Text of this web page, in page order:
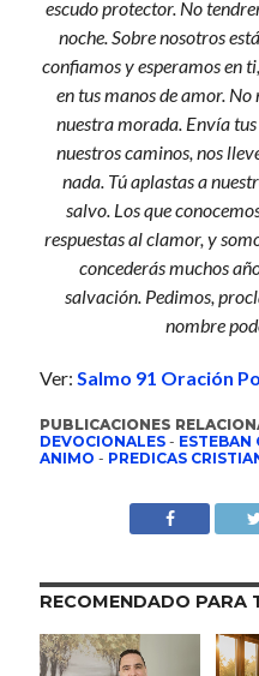
escudo protector. No
noche. Sobre nosotros
confiamos y esperamos en
en tus manos de amor.
nuestra morada. Envía
nuestros caminos, nos
nada. Tú aplastas a
salvo. Los que
respuestas al clamor, y
concederás muchos
salvación. Pedimos,
nombre
Ver: Salmo 91 Oración
PUBLICACIONES
DEVOCIONALES- ESTEBAN
ANIMO - PREDICAS
RECOMENDADO PARA